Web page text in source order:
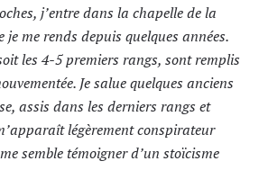
j’entre dans la chapelle de la
me rends depuis quelques années.
les 4-5 premiers rangs, sont remplis
Je salue quelques anciens
assis dans les derniers rangs et
légèrement conspirateur
semble témoigner d’un stoïcisme